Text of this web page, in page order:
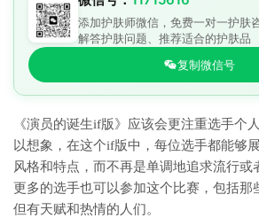
添加护肤师微信，免费一对一护肤
解答护肤问题、推荐适合的护肤品
复制微信号
《演员的诞生if版》应该会更注重选手个
以想象，在这个if版中，每位选手都能够
风格和特点，而不再是单调地追求流行或
更多的选手也可以参加这个比赛，包括那
但有天赋和热情的人们。